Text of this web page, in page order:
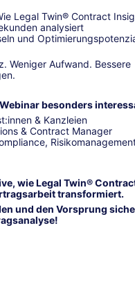
Legal Twin® Contract
analysiert
und
Weniger Aufwand. Bessere
besonders
& Kanzleien
& Contract Manager
wie Legal Twin®
transformiert.
und den Vorsprung